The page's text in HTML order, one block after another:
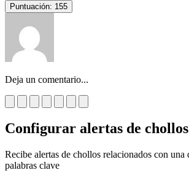
Puntuación: 155
Deja un comentario...
Configurar alertas de chollos
Recibe alertas de chollos relacionados con una
palabras clave